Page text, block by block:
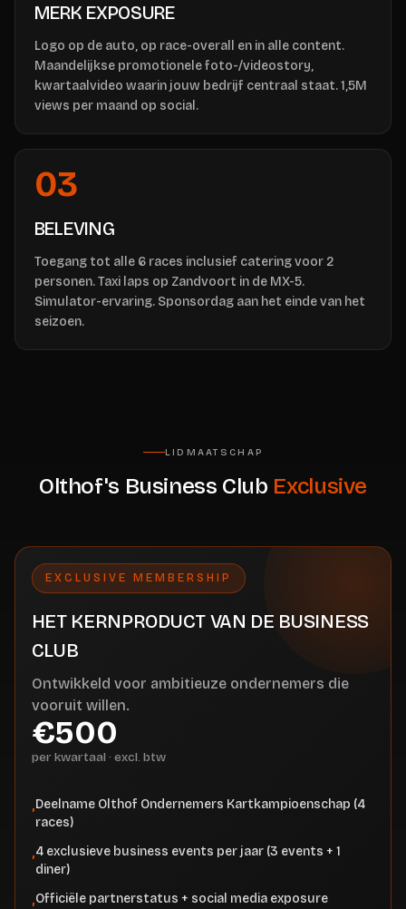
MERK EXPOSURE
Logo op de auto, op race-overall en in alle content.
Maandelijkse promotionele foto-/videostory,
kwartaalvideo waarin jouw bedrijf centraal staat. 1,5M
views per maand op social.
03
BELEVING
Toegang tot alle 6 races inclusief catering voor 2
personen. Taxi laps op Zandvoort in de MX-5.
Simulator-ervaring. Sponsordag aan het einde van het
seizoen.
LIDMAATSCHAP
Olthof's Business Club Exclusive
EXCLUSIVE MEMBERSHIP
HET KERNPRODUCT VAN DE BUSINESS
CLUB
Ontwikkeld voor ambitieuze ondernemers die
vooruit willen.
€500
per kwartaal · excl. btw
,Deelname Olthof Ondernemers Kartkampioenschap (4
races)
,4 exclusieve business events per jaar (3 events + 1
diner)
,Officiële partnerstatus + social media exposure